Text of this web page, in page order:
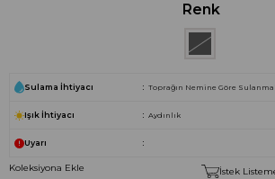
Renk
Sulama İhtiyacı Toprağın Nemine Göre
Işık İhtiyacı Aydınlık
Uyarı
Koleksiyona Ekle
İstek